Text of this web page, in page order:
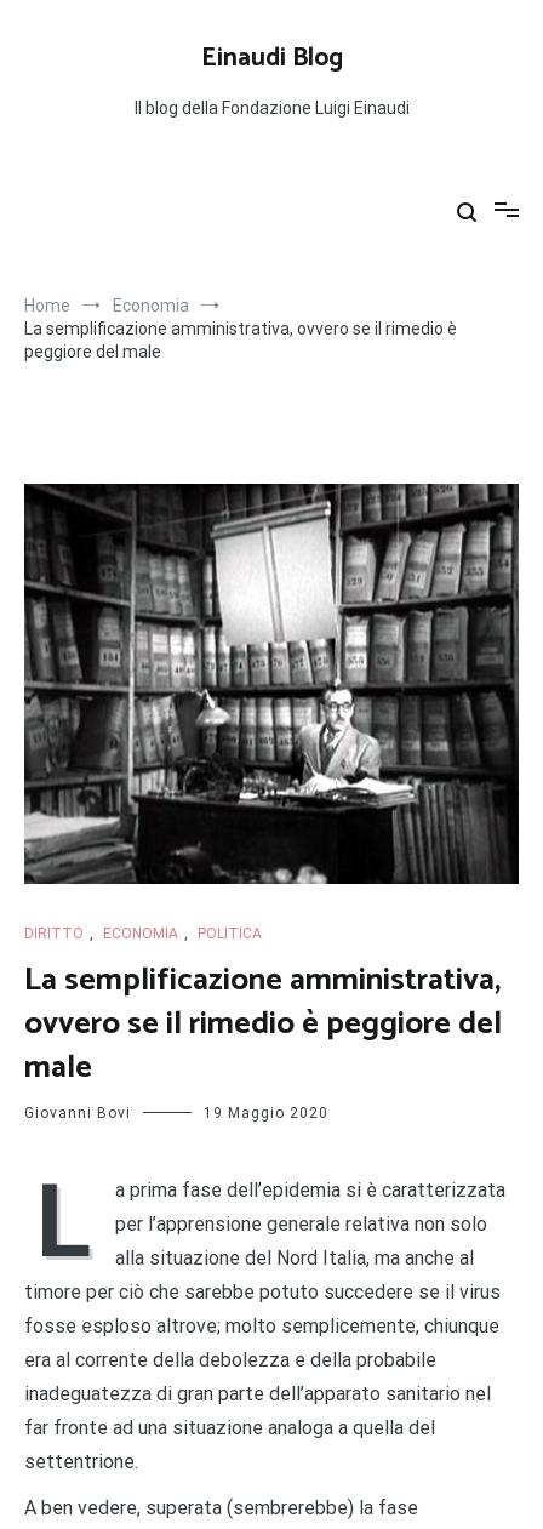
Einaudi Blog
Il blog della Fondazione Luigi Einaudi
Home
Economia
La semplificazione amministrativa, ovvero se il rimedio è
peggiore del male
DIRITTO , ECONOMIA , POLITICA
La semplificazione amministrativa,
ovvero se il rimedio è peggiore del
male
Giovanni Bovi 19 Maggio 2020
L
a prima fase dell’epidemia si è caratterizzata
per l’apprensione generale relativa non solo
alla situazione del Nord Italia, ma anche al
timore per ciò che sarebbe potuto succedere se il virus
fosse esploso altrove; molto semplicemente, chiunque
era al corrente della debolezza e della probabile
inadeguatezza di gran parte dell’apparato sanitario nel
far fronte ad una situazione analoga a quella del
settentrione.
A ben vedere, superata (sembrerebbe) la fase